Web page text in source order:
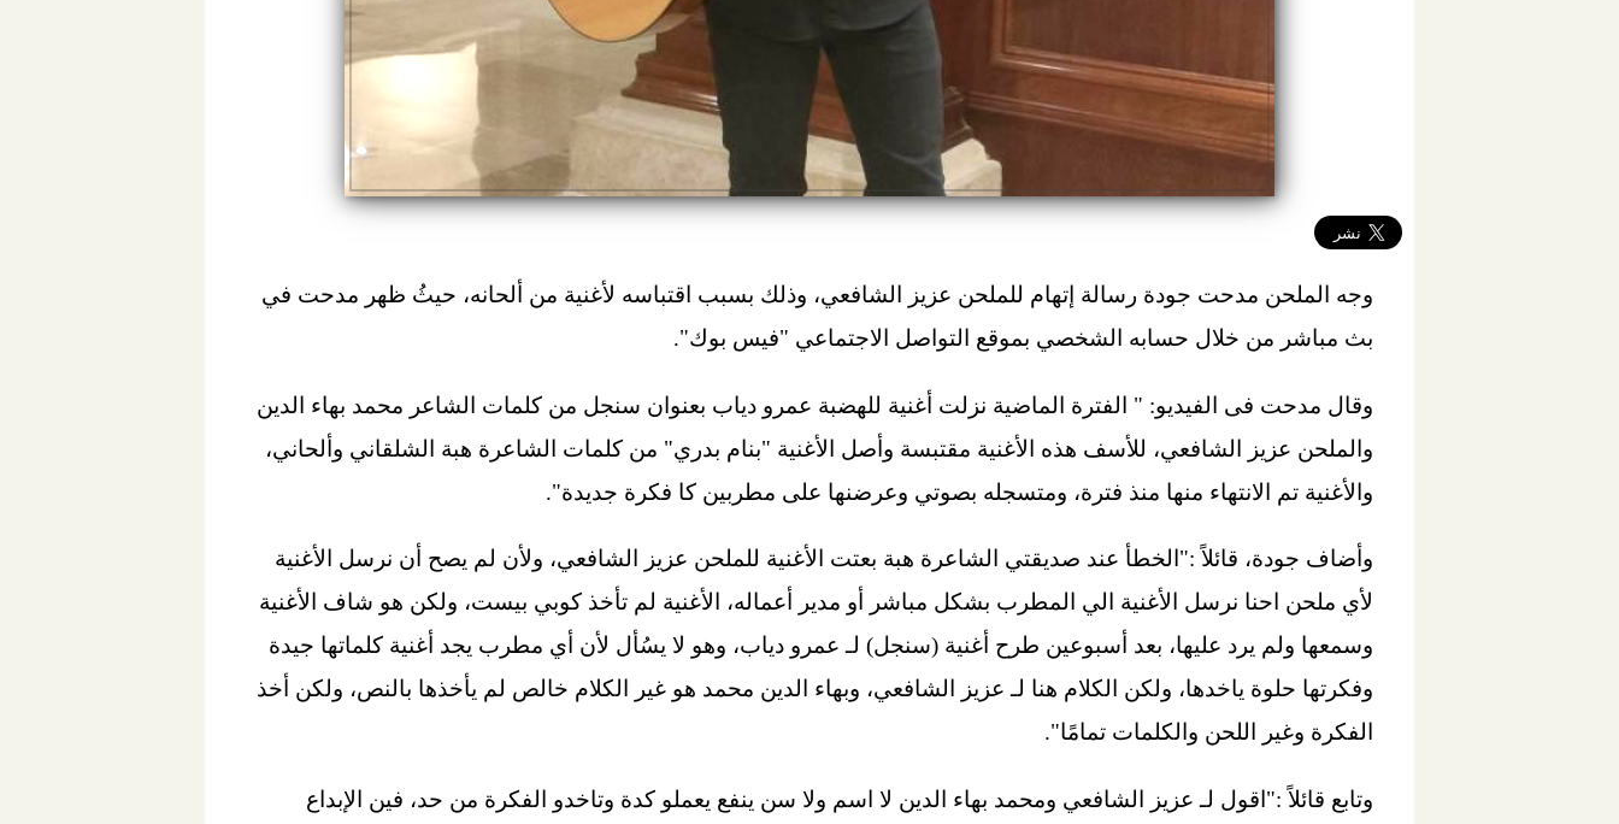
وجه الملحن مدحت جودة رسالة إتهام للملحن عزيز الشافعي، وذلك بسبب اقتباسه لأغنية من ألحانه، حيثُ ظهر مدحت في
بث مباشر من خلال حسابه الشخصي بموقع التواصل الاجتماعي "فيس بوك".
وقال مدحت فى الفيديو: " الفترة الماضية نزلت أغنية للهضبة عمرو دياب بعنوان سنجل من كلمات الشاعر محمد بهاء الدين
والملحن عزيز الشافعي، للأسف هذه الأغنية مقتبسة وأصل الأغنية "بنام بدري" من كلمات الشاعرة هبة الشلقاني وألحاني،
والأغنية تم الانتهاء منها منذ فترة، ومتسجله بصوتي وعرضنها على مطربين كا فكرة جديدة".
وأضاف جودة، قائلاً :"الخطأ عند صديقتي الشاعرة هبة بعتت الأغنية للملحن عزيز الشافعي، ولأن لم يصح أن نرسل الأغنية
لأي ملحن احنا نرسل الأغنية الي المطرب بشكل مباشر أو مدير أعماله، الأغنية لم تأخذ كوبي بيست، ولكن هو شاف الأغنية
وسمعها ولم يرد عليها، بعد أسبوعين طرح أغنية (سنجل) لـ عمرو دياب، وهو لا يسُأل لأن أي مطرب يجد أغنية كلماتها جيدة
وفكرتها حلوة ياخدها، ولكن الكلام هنا لـ عزيز الشافعي، وبهاء الدين محمد هو غير الكلام خالص لم يأخذها بالنص، ولكن أخذ
الفكرة وغير اللحن والكلمات تمامًا".
وتابع قائلاً :"اقول لـ عزيز الشافعي ومحمد بهاء الدين لا اسم ولا سن ينفع يعملو كدة وتاخدو الفكرة من حد، فين الإبداع